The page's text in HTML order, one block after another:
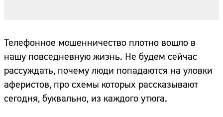
Телефонное мошенничество плотно вошло в
нашу повседневную жизнь. Не будем сейчас
рассуждать, почему люди попадаются на уловки
аферистов, про схемы которых рассказывают
сегодня, буквально, из каждого утюга.